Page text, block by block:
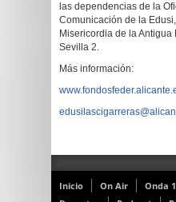
las dependencias de la
Comunicación de la
Misericordia de la
Sevilla 2.
Más información:
Inicio On Air Onda